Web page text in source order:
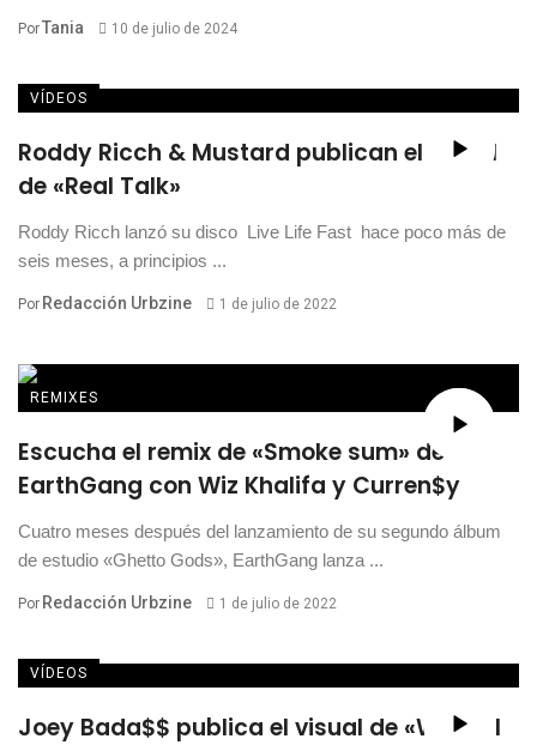
PorTania 10 de julio de 2024
VÍDEOS
Roddy Ricch & Mustard publican el visual
de «Real Talk»
Roddy Ricch lanzó su disco Live Life Fast hace poco más de
seis meses, a principios ...
Por Redacción Urbzine 1 de julio de 2022
REMIXES
Escucha el remix de «Smoke sum» de
EarthGang con Wiz Khalifa y Curren$y
Cuatro meses después del lanzamiento de su segundo álbum
de estudio «Ghetto Gods», EarthGang lanza ...
Por Redacción Urbzine 1 de julio de 2022
VÍDEOS
Joey Bada$$ publica el visual de «Where I